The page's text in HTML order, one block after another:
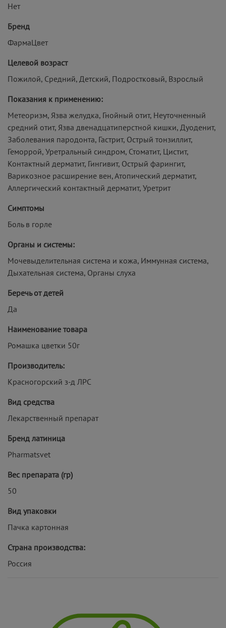
Нет
Бренд
ФармаЦвет
Целевой возраст
Пожилой, Средний, Детский, Подростковый, Взрослый
Показания к применению:
Метеоризм, Язва желудка, Гнойный отит, Неуточненный
средний отит, Язва двенадцатиперстной кишки, Дуоденит,
Заболевания пародонта, Гастрит, Острый тонзиллит,
Геморрой, Уретральный синдром, Стоматит, Цистит,
Контактный дерматит, Гингивит, Острый фарингит,
Варикозное расширение вен, Атопический дерматит,
Аллергический контактный дерматит, Уретрит
Симптомы
Боль в горле
Органы и системы:
Мочевыделительная система и кожа, Иммунная система,
Дыхательная система, Органы слуха
Беречь от детей
Да
Наименование товара
Ромашка цветки 50г
Производитель:
Красногорский з-д ЛРС
Вид средства
Лекарственный препарат
Бренд латиница
Pharmatsvet
Вес препарата (гр)
50
Вид упаковки
Пачка картонная
Страна производства:
Россия